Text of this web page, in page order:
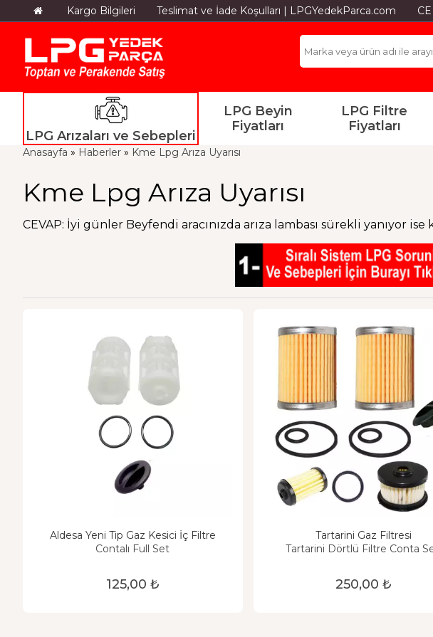
Kargo Bilgileri Teslimat ve İade Koşulları | LPGYedekParca.com
LPG Arızaları ve Sebepleri
LPG Beyin
Fiyatları
LPG Filtre
Fiyatları
Anasayfa » Haberler » Kme Lpg Arıza Uyarısı
Kme Lpg Arıza Uyarısı
CEVAP: İyi günler Beyfendi aracınızda arıza lambası sürekli yanıyor
Aldesa Yeni Tip Gaz Kesici İç Filtre
Contalı Full Set
125,00 ₺
Tartarini Gaz Filtresi
Tartarini Dörtlü Filtre Conta
250,00 ₺